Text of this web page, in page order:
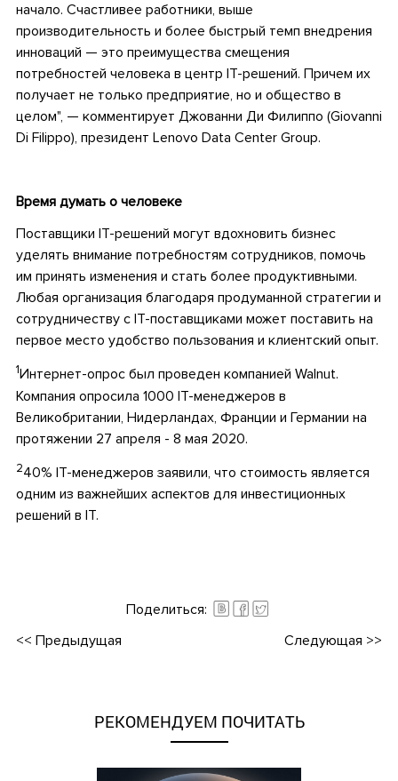
начало. Счастливее работники, выше
производительность и более быстрый темп внедрения
инноваций — это преимущества смещения
потребностей человека в центр ІТ-решений. Причем их
получает не только предприятие, но и общество в
целом", — комментирует Джованни Ди Филиппо (Giovanni
Di Filippo), президент Lenovo Data Center Group.
Время думать о человеке
Поставщики ІТ-решений могут вдохновить бизнес
уделять внимание потребностям сотрудников, помочь
им принять изменения и стать более продуктивными.
Любая организация благодаря продуманной стратегии и
сотрудничеству с ІТ-поставщиками может поставить на
первое место удобство пользования и клиентский опыт.
1Интернет-опрос был проведен компанией Walnut.
Компания опросила 1000 IТ-менеджеров в
Великобритании, Нидерландах, Франции и Германии на
протяжении 27 апреля - 8 мая 2020.
240% ІТ-менеджеров заявили, что стоимость является
одним из важнейших аспектов для инвестиционных
решений в ІТ.
Поделиться:
<< Предыдущая Следующая >>
РЕКОМЕНДУЕМ ПОЧИТАТЬ